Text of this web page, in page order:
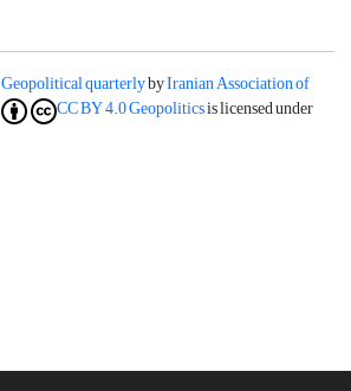
Geopolitical quarterlybyIranian Association of
Geopoliticsis licensed under
CC BY 4.0